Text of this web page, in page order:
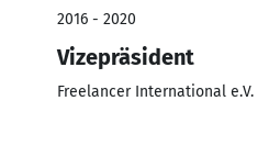
2016 - 2020
Vizepräsident
Freelancer International e.V.